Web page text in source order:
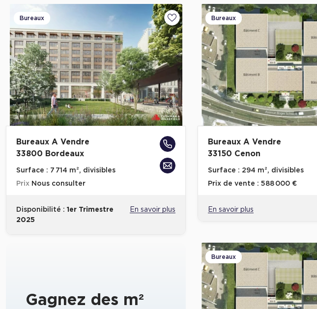
Bureaux
Ajouter aux favoris
Bureaux A Vendre
33800 Bordeaux
Surface : 7 714 m², divisibles
Prix Nous consulter
Disponibilité : 1er Trimestre
2025
En savoir plus
Bureaux
Bureaux A Vendre
33150 Cenon
Surface : 294 m², divisibles
Prix de vente :588 000 €
En savoir plus
Gagnez des m²
Bureaux